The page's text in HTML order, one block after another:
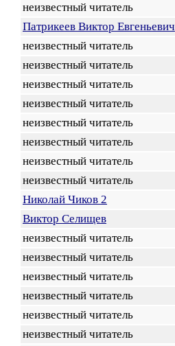
неизвестный читатель
Патрикеев Виктор Евгеньевич
неизвестный читатель
неизвестный читатель
неизвестный читатель
неизвестный читатель
неизвестный читатель
неизвестный читатель
неизвестный читатель
неизвестный читатель
Николай Чиков 2
Виктор Селищев
неизвестный читатель
неизвестный читатель
неизвестный читатель
неизвестный читатель
неизвестный читатель
неизвестный читатель